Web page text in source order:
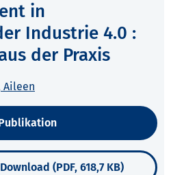
in
Industrie 4.0 :
der Praxis
Aileen
(PDF, 618,7 KB)